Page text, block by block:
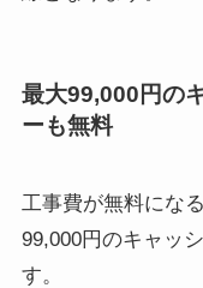
最大99,000円の
ーも無料
工事費が無料にな
99,000円のキャッ
す。